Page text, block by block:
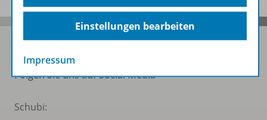
Folgen Sie uns auf Social Media
Schubi:
Einstellungen bearbeiten
Impressum